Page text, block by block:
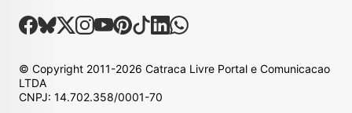
Nossas Redes Sociais
Facebook
Bsky
X Instagram
Youtube
Pinterest
TiktokLinkedin
Whatsapp
© Copyright 2011-2026 Catraca Livre Portal e Comunicacao
LTDA
CNPJ: 14.702.358/0001-70